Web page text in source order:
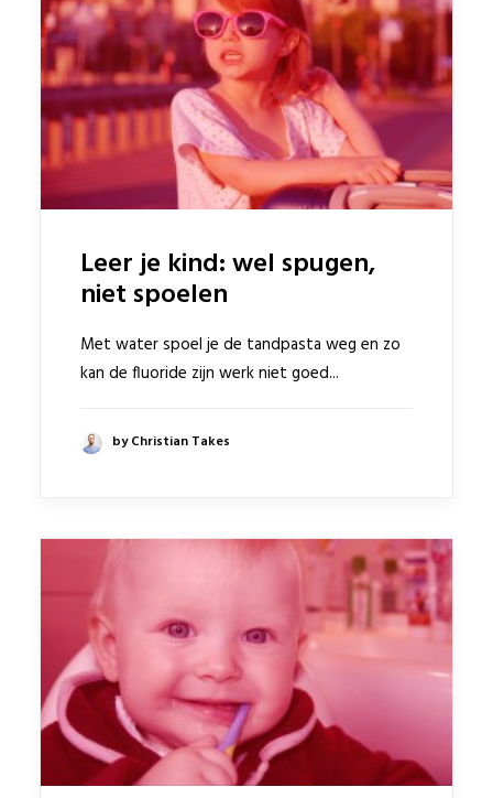
Leer je kind: wel spugen,
niet spoelen
Met water spoel je de tandpasta weg en zo
kan de fluoride zijn werk niet goed...
by Christian Takes